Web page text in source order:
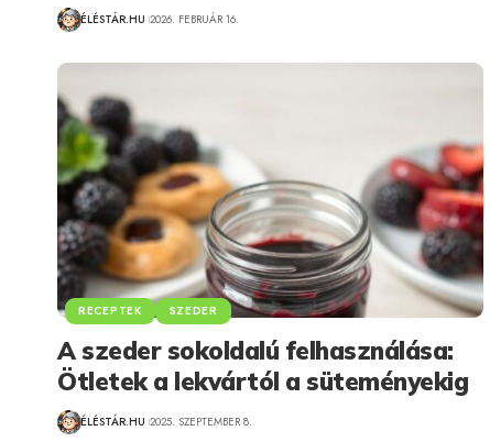
ÉLÉSTÁR.HU 2026. FEBRUÁR 16.
RECEPTEK SZEDER
A szeder sokoldalú felhasználása:
Ötletek a lekvártól a süteményekig
ÉLÉSTÁR.HU 2025. SZEPTEMBER 8.